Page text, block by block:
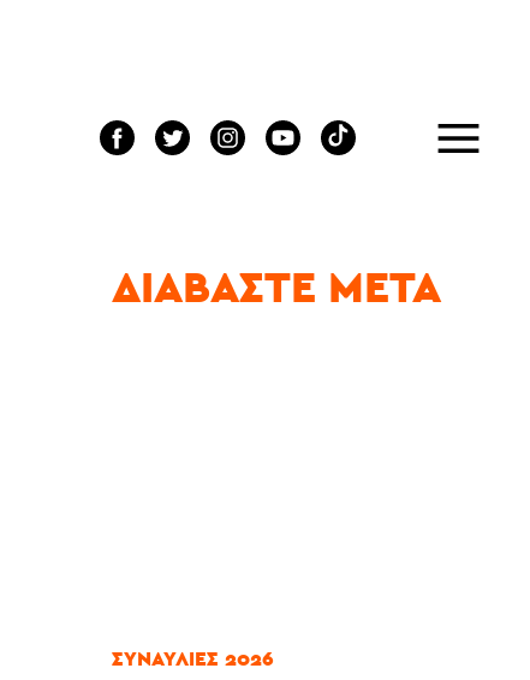
ΔΙΑΒΆΣΤΕ ΜΕΤΆ
ΣΥΝΑΥΛΊΕΣ 2026